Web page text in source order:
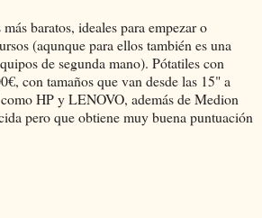
baratos, ideales para empezar o
(aqunque para ellos también es una
de segunda mano). Pótatiles con
con tamaños que van desde las 15" a
HP y LENOVO, además de Medion
pero que obtiene muy buena puntuación